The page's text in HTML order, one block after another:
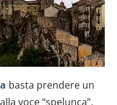
basta prendere un
voce “spelunca”,